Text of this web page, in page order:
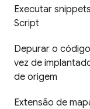
Executar
Script
Depurar o
vez de
de origem
Extensão de